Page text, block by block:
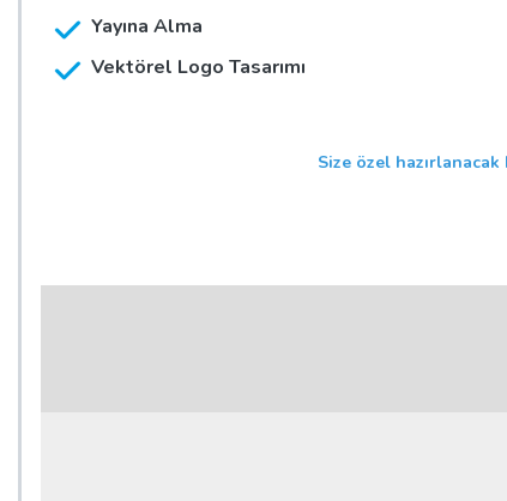
Yayına Alma
Vektörel Logo Tasarımı
Size özel